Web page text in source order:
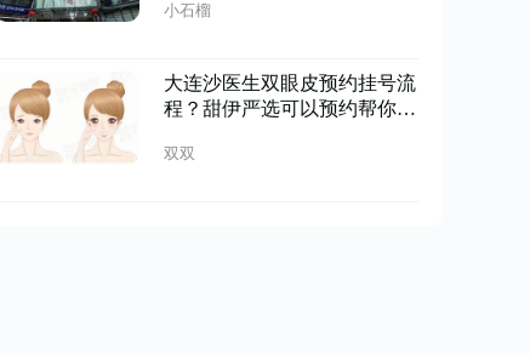
谱
小石榴
大连沙医生双眼皮预约挂号流
程？甜伊严选可以预约帮你走
然灵动变美更轻松！
双双